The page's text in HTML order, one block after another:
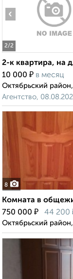
2/2
‹
2-к квартира, на
10 000 ₽ в месяц
Октябрьский
Агентство,
8
Комната в
750 000 ₽ 44 200
Октябрьский